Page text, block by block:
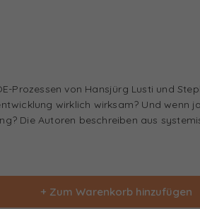
Prozessen von Hansjürg Lusti und
wirklich wirksam? Und wenn
Die Autoren beschreiben aus
+ Zum Warenkorb hinzufügen